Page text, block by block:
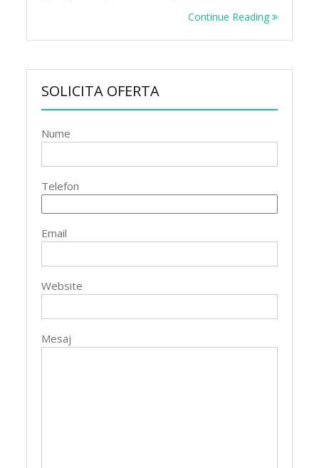
Continue Reading
SOLICITA OFERTA
Nume
Telefon
Email
Website
Mesaj